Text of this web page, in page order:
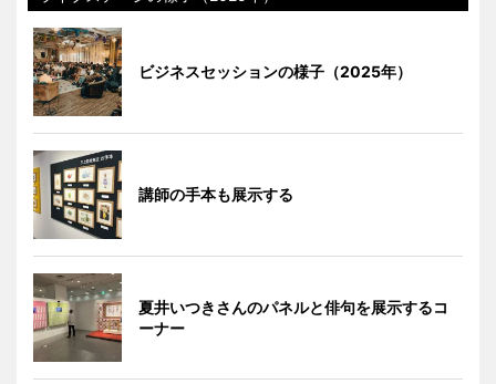
ビジネスセッションの様子（2025年）
講師の手本も展示する
夏井いつきさんのパネルと俳句を展示するコ
ーナー